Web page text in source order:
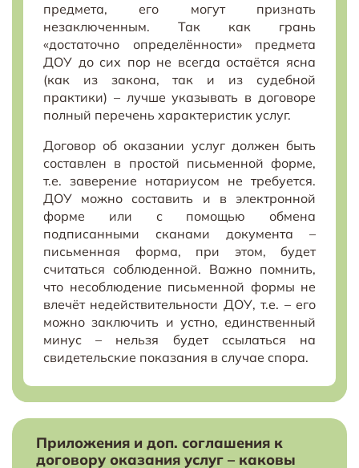
предмета, его могут признать
незаключенным. Так как грань
«достаточно определённости» предмета
ДОУ до сих пор не всегда остаётся ясна
(как из закона, так и из судебной
практики) – лучше указывать в договоре
полный перечень характеристик услуг.
Договор об оказании услуг должен быть
составлен в простой письменной форме,
т.е. заверение нотариусом не требуется.
ДОУ можно составить и в электронной
форме или с помощью обмена
подписанными сканами документа –
письменная форма, при этом, будет
считаться соблюденной. Важно помнить,
что несоблюдение письменной формы не
влечёт недействительности ДОУ, т.е. – его
можно заключить и устно, единственный
минус – нельзя будет ссылаться на
свидетельские показания в случае спора.
Приложения и доп. соглашения к
договору оказания услуг – каковы